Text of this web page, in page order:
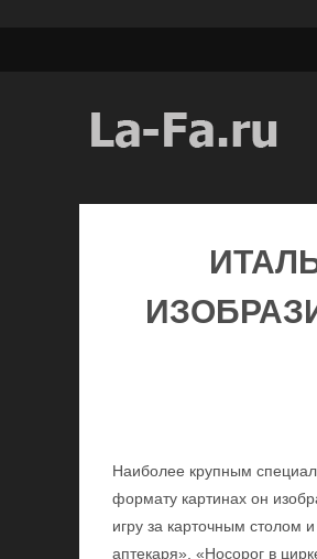
Наиболее крупным
формату картинах он
игру за карточным столом
аптекаря», «Носорог в